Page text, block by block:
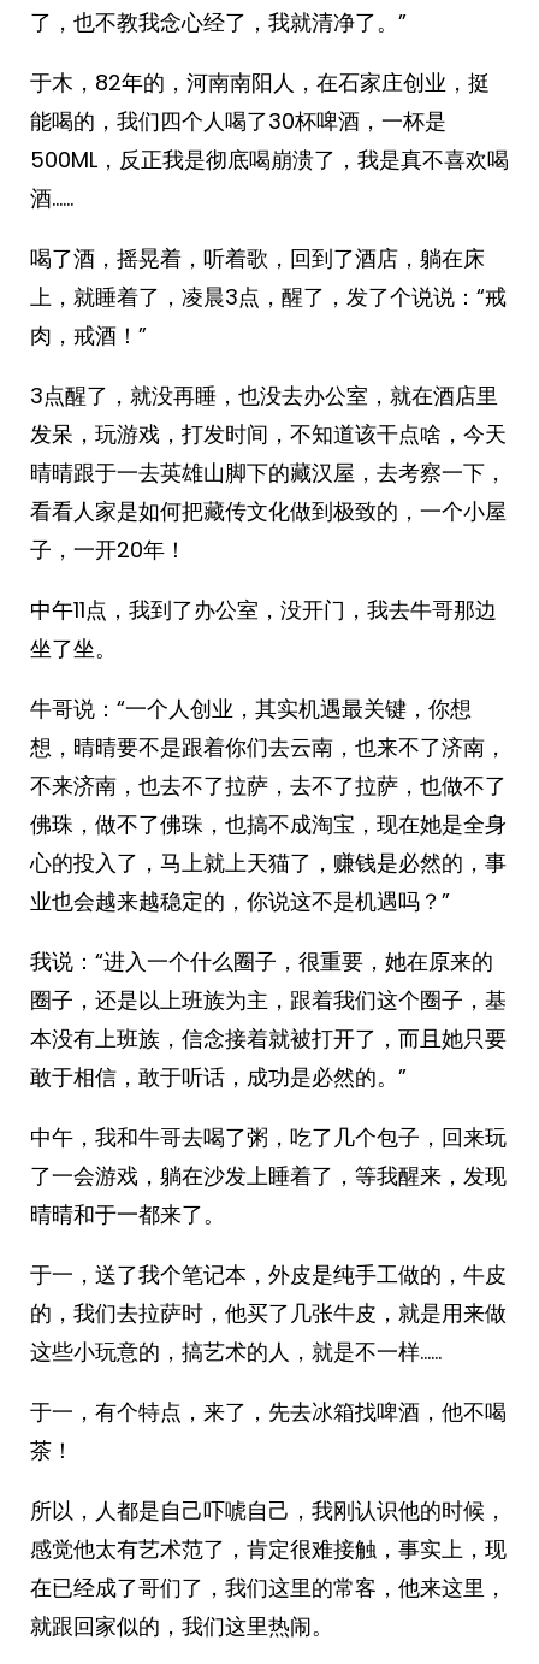
了，也不教我念心经了，我就清净了。”
于木，82年的，河南南阳人，在石家庄创业，挺
能喝的，我们四个人喝了30杯啤酒，一杯是
500ML，反正我是彻底喝崩溃了，我是真不喜欢喝
酒……
喝了酒，摇晃着，听着歌，回到了酒店，躺在床
上，就睡着了，凌晨3点，醒了，发了个说说：“戒
肉，戒酒！”
3点醒了，就没再睡，也没去办公室，就在酒店里
发呆，玩游戏，打发时间，不知道该干点啥，今天
晴晴跟于一去英雄山脚下的藏汉屋，去考察一下，
看看人家是如何把藏传文化做到极致的，一个小屋
子，一开20年！
中午11点，我到了办公室，没开门，我去牛哥那边
坐了坐。
牛哥说：“一个人创业，其实机遇最关键，你想
想，晴晴要不是跟着你们去云南，也来不了济南，
不来济南，也去不了拉萨，去不了拉萨，也做不了
佛珠，做不了佛珠，也搞不成淘宝，现在她是全身
心的投入了，马上就上天猫了，赚钱是必然的，事
业也会越来越稳定的，你说这不是机遇吗？”
我说：“进入一个什么圈子，很重要，她在原来的
圈子，还是以上班族为主，跟着我们这个圈子，基
本没有上班族，信念接着就被打开了，而且她只要
敢于相信，敢于听话，成功是必然的。”
中午，我和牛哥去喝了粥，吃了几个包子，回来玩
了一会游戏，躺在沙发上睡着了，等我醒来，发现
晴晴和于一都来了。
于一，送了我个笔记本，外皮是纯手工做的，牛皮
的，我们去拉萨时，他买了几张牛皮，就是用来做
这些小玩意的，搞艺术的人，就是不一样……
于一，有个特点，来了，先去冰箱找啤酒，他不喝
茶！
所以，人都是自己吓唬自己，我刚认识他的时候，
感觉他太有艺术范了，肯定很难接触，事实上，现
在已经成了哥们了，我们这里的常客，他来这里，
就跟回家似的，我们这里热闹。